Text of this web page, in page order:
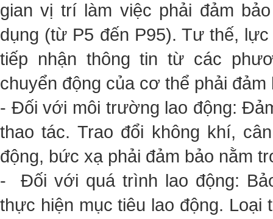
gian vị trí làm việc phải đảm
dụng (từ P5 đến P95). Tư thế,
tiếp nhận thông tin từ các
chuyển động của cơ thể phải
- Đối với môi trường lao động:
thao tác. Trao đổi không khí,
động, bức xạ phải đảm bảo nằm
- Đối với quá trình lao động:
thực hiện mục tiêu lao động.